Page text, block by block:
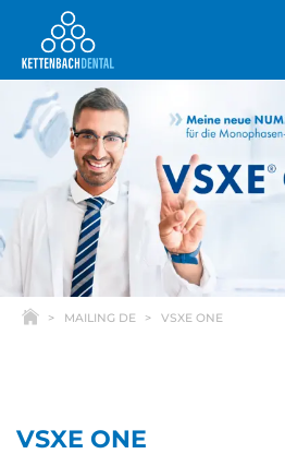
Fachhandel
MAILING DE VSXE ONE
VSXE ONE